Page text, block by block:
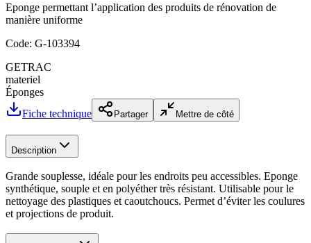
Eponge permettant l’application des produits de rénovation de
manière uniforme
Code: G-103394
GETRAC
materiel
Éponges
Fiche technique
Partager Mettre de côté
Description
Grande souplesse, idéale pour les endroits peu accessibles. Eponge
synthétique, souple et en polyéther très résistant. Utilisable pour le
nettoyage des plastiques et caoutchoucs. Permet d’éviter les coulures
et projections de produit.